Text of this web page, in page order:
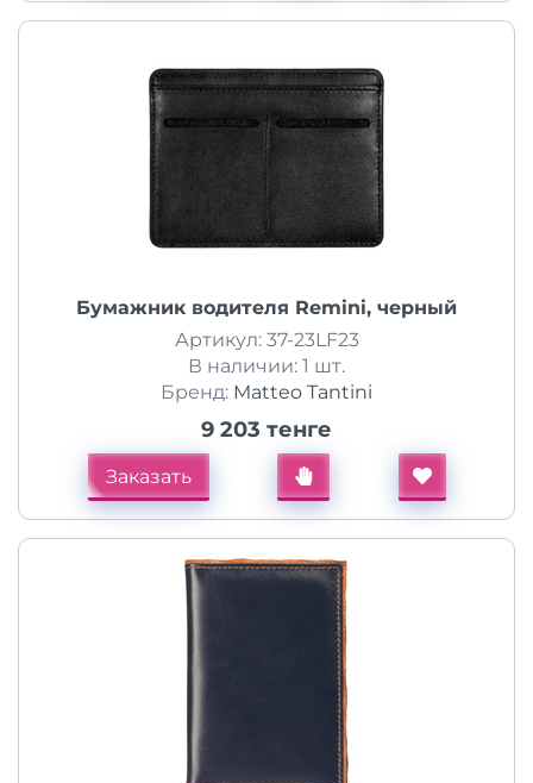
Бумажник водителя Remini, черный
Артикул: 37-23LF23
В наличии: 1 шт.
Бренд: Matteo Tantini
9 203 тенге
Заказать